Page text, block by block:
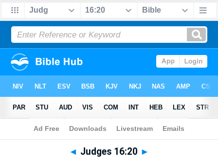
Bible>Hebrew > Judges 16:20
◄ Judges 16:20 ►